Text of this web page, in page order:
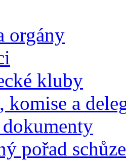
orgány
kluby
komise a
pořad schůze